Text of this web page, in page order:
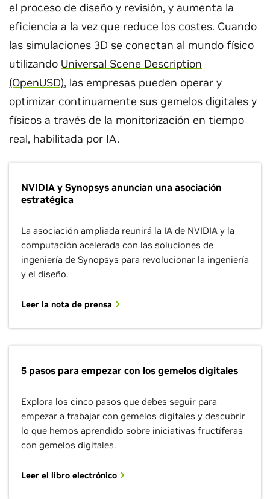
el proceso de diseño y revisión, y aumenta la
eficiencia a la vez que reduce los costes. Cuando
las simulaciones 3D se conectan al mundo físico
utilizando Universal Scene Description
(OpenUSD), las empresas pueden operar y
optimizar continuamente sus gemelos digitales y
físicos a través de la monitorización en tiempo
real, habilitada por IA.
NVIDIA y Synopsys anuncian una asociación
estratégica
La asociación ampliada reunirá la IA de NVIDIA y la
computación acelerada con las soluciones de
ingeniería de Synopsys para revolucionar la ingeniería
y el diseño.
Leer la nota de prensa
5 pasos para empezar con los gemelos digitales
Explora los cinco pasos que debes seguir para
empezar a trabajar con gemelos digitales y descubrir
lo que hemos aprendido sobre iniciativas fructíferas
con gemelos digitales.
Leer el libro electrónico